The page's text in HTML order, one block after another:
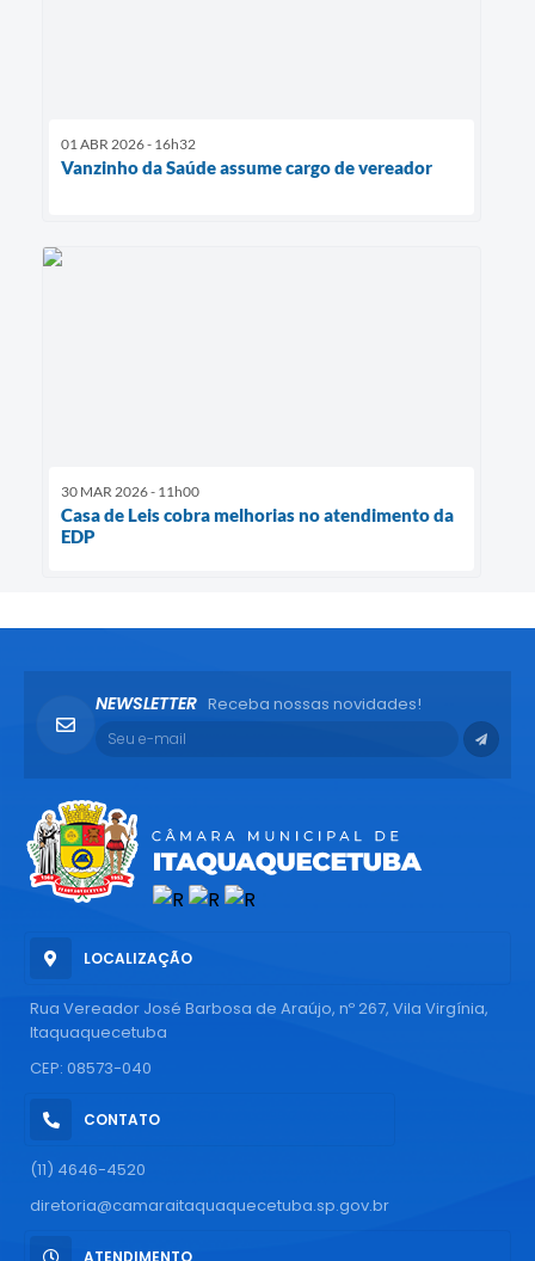
01 ABR 2026 - 16h32
Vanzinho da Saúde assume cargo de vereador
30 MAR 2026 - 11h00
Casa de Leis cobra melhorias no atendimento da
EDP
LOCALIZAÇÃO
Rua Vereador José Barbosa de Araújo, nº 267, Vila Virgínia,
Itaquaquecetuba
CEP: 08573-040
CONTATO
(11) 4646-4520
diretoria@camaraitaquaquecetuba.sp.gov.br
ATENDIMENTO
NEWSLETTER Receba nossas novidades!